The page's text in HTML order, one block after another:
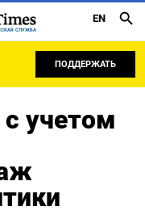
СЛУЖБА
EN
ПОДДЕРЖАТЬ
учетом